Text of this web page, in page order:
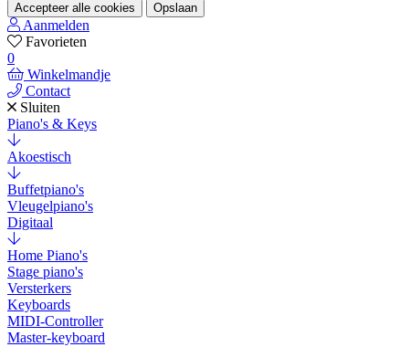
Accepteer alle cookies Opslaan
Aanmelden
Favorieten
0
Winkelmandje
Contact
Sluiten
Piano's & Keys
Akoestisch
Buffetpiano's
Vleugelpiano's
Digitaal
Home Piano's
Stage piano's
Versterkers
Keyboards
MIDI-Controller
Master-keyboard